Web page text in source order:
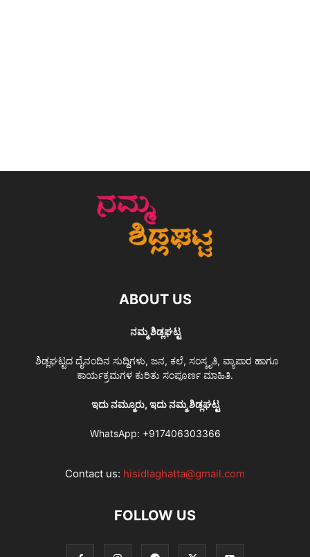
ABOUT US
ನಮ್ಮ ಶಿಡ್ಲಘಟ್ಟ
ಶಿಡ್ಲಘಟ್ಟದ ದೈನಂದಿನ ಸುದ್ದಿಗಳು, ಜನ, ಕಲೆ, ಸಂಸ್ಕೃತಿ, ವ್ಯಾಪಾರ ಹಾಗೂ
ಕಾರ್ಯಕ್ರಮಗಳ ಕುರಿತು ಸಂಪೂರ್ಣ ಮಾಹಿತಿ.
ಇದು ನಮ್ಮೂರು, ಇದು ನಮ್ಮ ಶಿಡ್ಲಘಟ್ಟ
WhatsApp: +917406303366
Contact us: hisidlaghatta@gmail.com
FOLLOW US